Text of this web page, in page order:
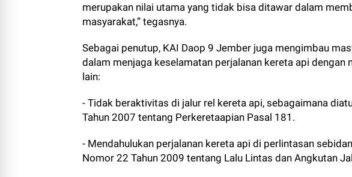
merupakan nilai utama yang tidak bisa ditawar dalam
masyarakat,” tegasnya.
Sebagai penutup, KAI Daop 9 Jember juga mengimbau
dalam menjaga keselamatan perjalanan kereta api dengan
lain:
- Tidak beraktivitas di jalur rel kereta api, sebagaimana
Tahun 2007 tentang Perkeretaapian Pasal 181.
- Mendahulukan perjalanan kereta api di perlintasan
Nomor 22 Tahun 2009 tentang Lalu Lintas dan Angkutan